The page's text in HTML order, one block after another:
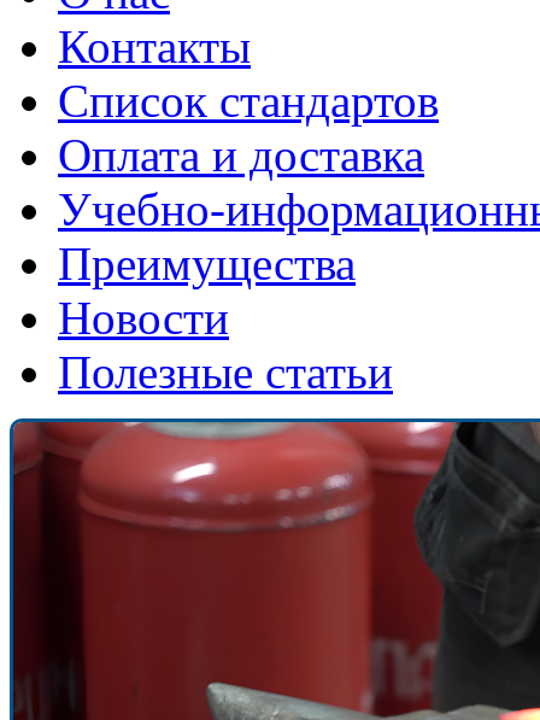
Контакты
Список стандартов
Оплата и доставка
Учебно-
Преимущества
Новости
Полезные статьи